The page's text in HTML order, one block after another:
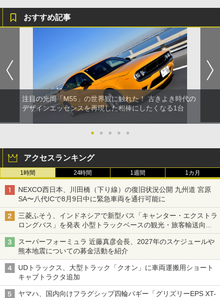
おすすめ記事
注目の光岡「M55」の世界観に触れた！ 古きよき時代の
デザインエッセンスを再現した相棒にしたくなる1台
● ● ● ● ●
アクセスランキング
1時間 24時間 1週間 1カ月
NEXCO西日本、川田橋（下り線）の復旧状況公開 九州道 宮原
SA〜八代ICで8月9日中に緊急車両を通行可能に
三菱ふそう、インドネシアで新型バス「キャンター・エクストラ
ロングバス」を発表 小型トラックベースの観光・旅客輸送向け
バス
スーパーフォーミュラ 近藤真彦会長、2027年のスケジュールや
熊本地震についての募金活動を紹介
UDトラックス、大型トラック「クオン」に車両運搬用ショート
キャブトラクタ追加
ヤマハ、国内向けフラグシップ四輪バギー「グリズリーEPS XT-